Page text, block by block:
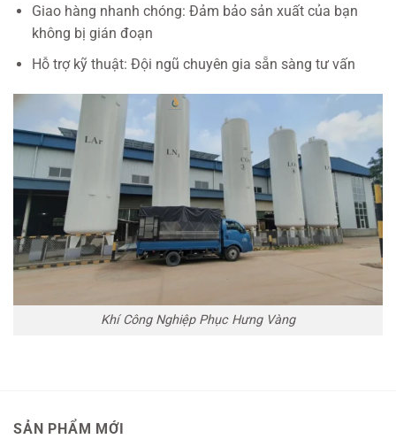
Giao hàng nhanh chóng: Đảm bảo sản xuất của bạn
không bị gián đoạn
Hỗ trợ kỹ thuật: Đội ngũ chuyên gia sẵn sàng tư vấn
Khí Công Nghiệp Phục Hưng Vàng
SẢN PHẨM MỚI